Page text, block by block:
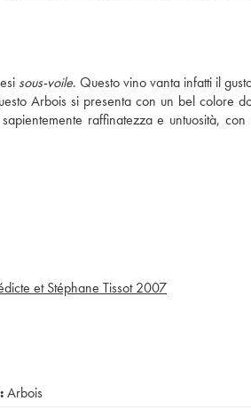
sous-voile. Questo vino vanta infatti il
Arbois si presenta con un bel colore
raffinatezza e untuosità,
et Stéphane Tissot 2007
Arbois